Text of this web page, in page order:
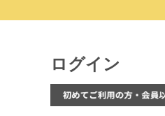
ログイン